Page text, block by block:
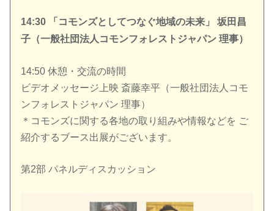
14:30 「コモンズとしてつなぐ地域の未来」 坂田昌
子（一般社団法人コモンフォレストジャパン 理事）
14:50 休憩・交流の時間
ビデオメッセージ上映 斎藤幸平（一般社団法人コモ
ンフォレストジャパン 理事）
＊コモンズに関する各地の取り組みや情報などを ご
紹介するブース出展がございます。
第2部 パネルディスカッション